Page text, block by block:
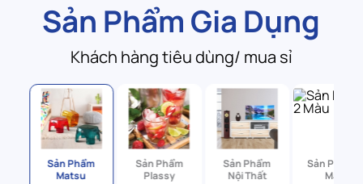
Sản Phẩm Gia Dụng
Khách hàng tiêu dùng/ mua sỉ
Sản Phẩm
Matsu
Sản Phẩm
Plassy
Sản Phẩm
Nội Thất
Sản Phẩm 2
Màu